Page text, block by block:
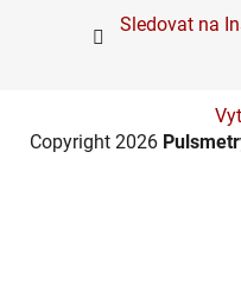
Sledovat na
Copyright 2026